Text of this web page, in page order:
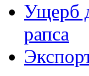
Ущерб
рапса